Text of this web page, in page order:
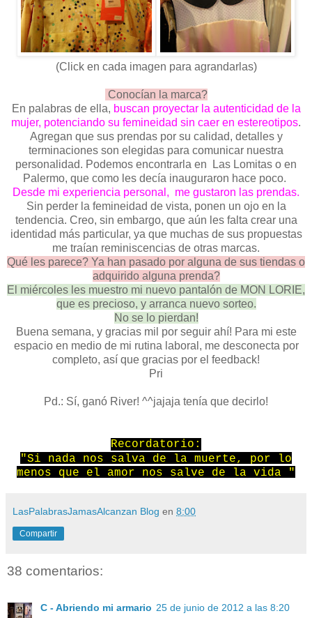
(Click en cada imagen para agrandarlas)
Conocían la marca?
En palabras de ella, buscan proyectar la autenticidad de la
mujer, potenciando su femineidad sin caer en estereotipos.
Agregan que sus prendas por su calidad, detalles y
terminaciones son elegidas para comunicar nuestra
personalidad. Podemos encontrarla en Las Lomitas o en
Palermo, que como les decía inauguraron hace poco.
Desde mi experiencia personal, me gustaron las prendas.
Sin perder la femineidad de vista, ponen un ojo en la
tendencia. Creo, sin embargo, que aún les falta crear una
identidad más particular, ya que muchas de sus propuestas
me traían reminiscencias de otras marcas.
Qué les parece? Ya han pasado por alguna de sus tiendas o
adquirido alguna prenda?
El miércoles les muestro mi nuevo pantalón de MON LORIE,
que es precioso, y arranca nuevo sorteo.
No se lo pierdan!
Buena semana, y gracias mil por seguir ahí! Para mi este
espacio en medio de mi rutina laboral, me desconecta por
completo, así que gracias por el feedback!
Pri
Pd.: Sí, ganó River! ^^jajaja tenía que decirlo!
Recordatorio:
"Si nada nos salva de la muerte, por lo
menos que el amor nos salve de la vida "
LasPalabrasJamasAlcanzan Blog en 8:00
Compartir
38 comentarios:
C - Abriendo mi armario 25 de junio de 2012 a las 8:20